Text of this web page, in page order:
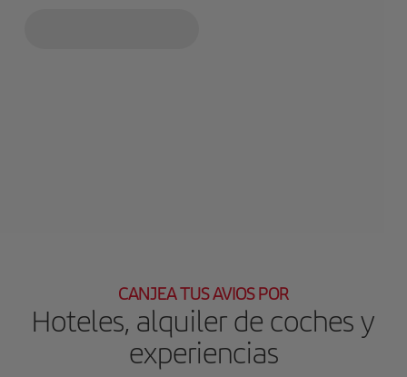
CANJEA TUS AVIOS POR
Hoteles, alquiler de coches y
experiencias